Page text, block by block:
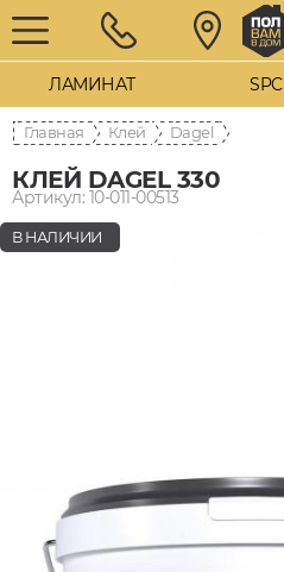
ЛАМИНАТ SPC
Главная Клей Dagel
КЛЕЙ DAGEL 330
Артикул: 10-011-00513
В НАЛИЧИИ